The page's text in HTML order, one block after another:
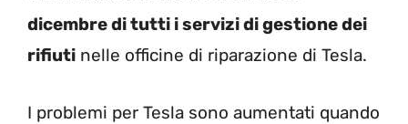
dicembre di tutti i servizi di gestione dei
rifiuti nelle officine di riparazione di Tesla.
I problemi per Tesla sono aumentati quando